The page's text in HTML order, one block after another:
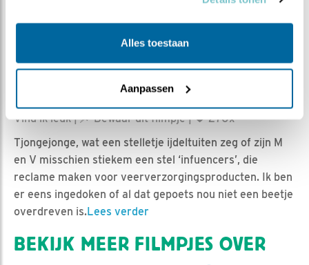
Alles toestaan
Aanpassen
Hé, houdt eens een keer op
met dat gepoets!
Vind ik leuk| Bewaar dit filmpje|
270x
Tjongejonge, wat een stelletje ijdeltuiten zeg of zijn M
en V misschien stiekem een stel ‘infuencers’, die
reclame maken voor veerverzorgingsproducten. Ik ben
er eens ingedoken of al dat gepoets nou niet een beetje
overdreven is.Lees verder
BEKIJK MEER FILMPJES OVER